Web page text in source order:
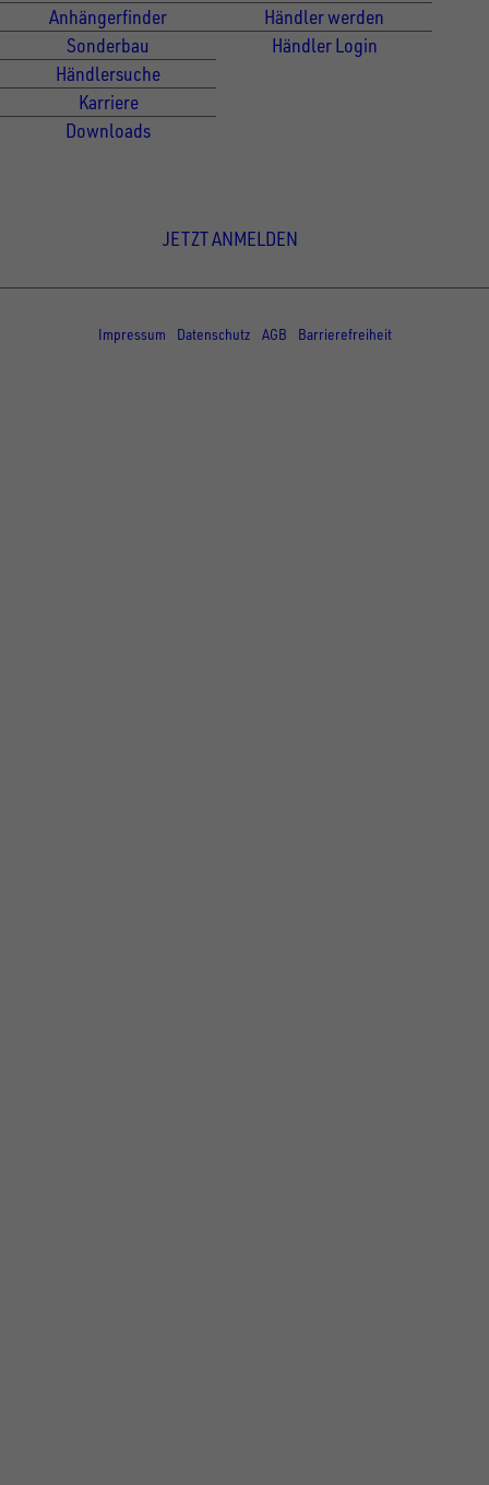
Anhängerfinder
Sonderbau
Händlersuche
Karriere
Downloads
Händler werden
Händler Login
JETZT ANMELDEN
Impressum
Datenschutz AGB Barrierefreiheit